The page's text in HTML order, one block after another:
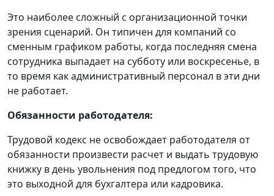
Это наиболее сложный с организационной точки
зрения сценарий. Он типичен для компаний со
сменным графиком работы, когда последняя смена
сотрудника выпадает на субботу или воскресенье, в
то время как административный персонал в эти дни
не работает.
Обязанности работодателя:
Трудовой кодекс не освобождает работодателя от
обязанности произвести расчет и выдать трудовую
книжку в день увольнения под предлогом того, что
это выходной для бухгалтера или кадровика.